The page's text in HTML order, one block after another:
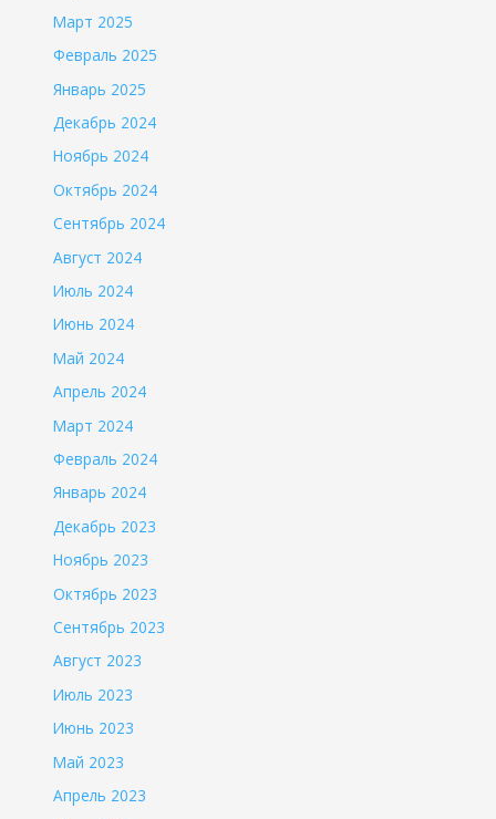
Март 2025
Февраль 2025
Январь 2025
Декабрь 2024
Ноябрь 2024
Октябрь 2024
Сентябрь 2024
Август 2024
Июль 2024
Июнь 2024
Май 2024
Апрель 2024
Март 2024
Февраль 2024
Январь 2024
Декабрь 2023
Ноябрь 2023
Октябрь 2023
Сентябрь 2023
Август 2023
Июль 2023
Июнь 2023
Май 2023
Апрель 2023